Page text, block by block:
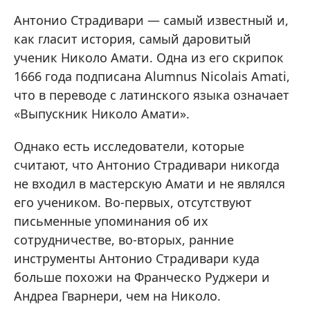
Антонио Страдивари — самый известный и,
как гласит история, самый даровитый
ученик Николо Амати. Одна из его скрипок
1666 года подписана Alumnus Nicolais Amati,
что в переводе с латинского языка означает
«Выпускник Николо Амати».
Однако есть исследователи, которые
считают, что Антонио Страдивари никогда
не входил в мастерскую Амати и не являлся
его учеником. Во-первых, отсутствуют
письменные упоминания об их
сотрудничестве, во-вторых, ранние
инструменты Антонио Страдивари куда
больше похожи на Франческо Руджери и
Андреа Гварнери, чем на Николо.